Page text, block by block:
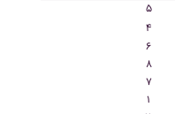
۵
۴
۶
۸
۷
۱